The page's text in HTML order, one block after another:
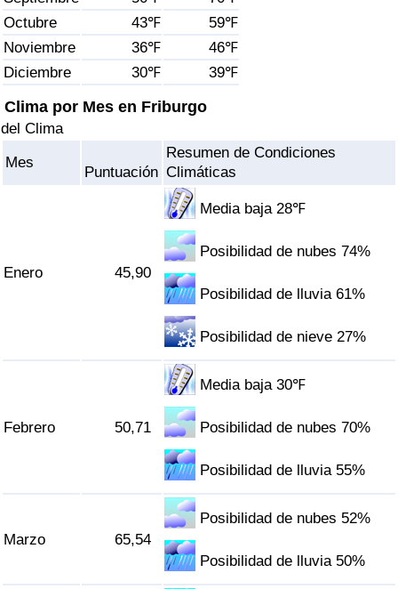
Octubre
43℉
59℉
Noviembre
36℉
46℉
Diciembre
30℉ 39℉
Clima por Mes en Friburgo
del Clima
Mes
Puntuación
Resumen de Condiciones
Climáticas
Enero 45,90
Media baja 28℉
Posibilidad de nubes 74%
Posibilidad de lluvia 61%
Posibilidad de nieve 27%
Febrero 50,71
Media baja 30℉
Posibilidad de nubes 70%
Posibilidad de lluvia 55%
Marzo 65,54
Posibilidad de nubes 52%
Posibilidad de lluvia 50%
Índice de criminalidad por país
Sanidad
Índice de Sanidad (Actual)
Índice de Sanidad por País
Índice de Contaminación (Actual)
Índice de contaminación
Índice de Contaminación por País
Índice de Tráfico (Actual)
Índice de Tráfico por País